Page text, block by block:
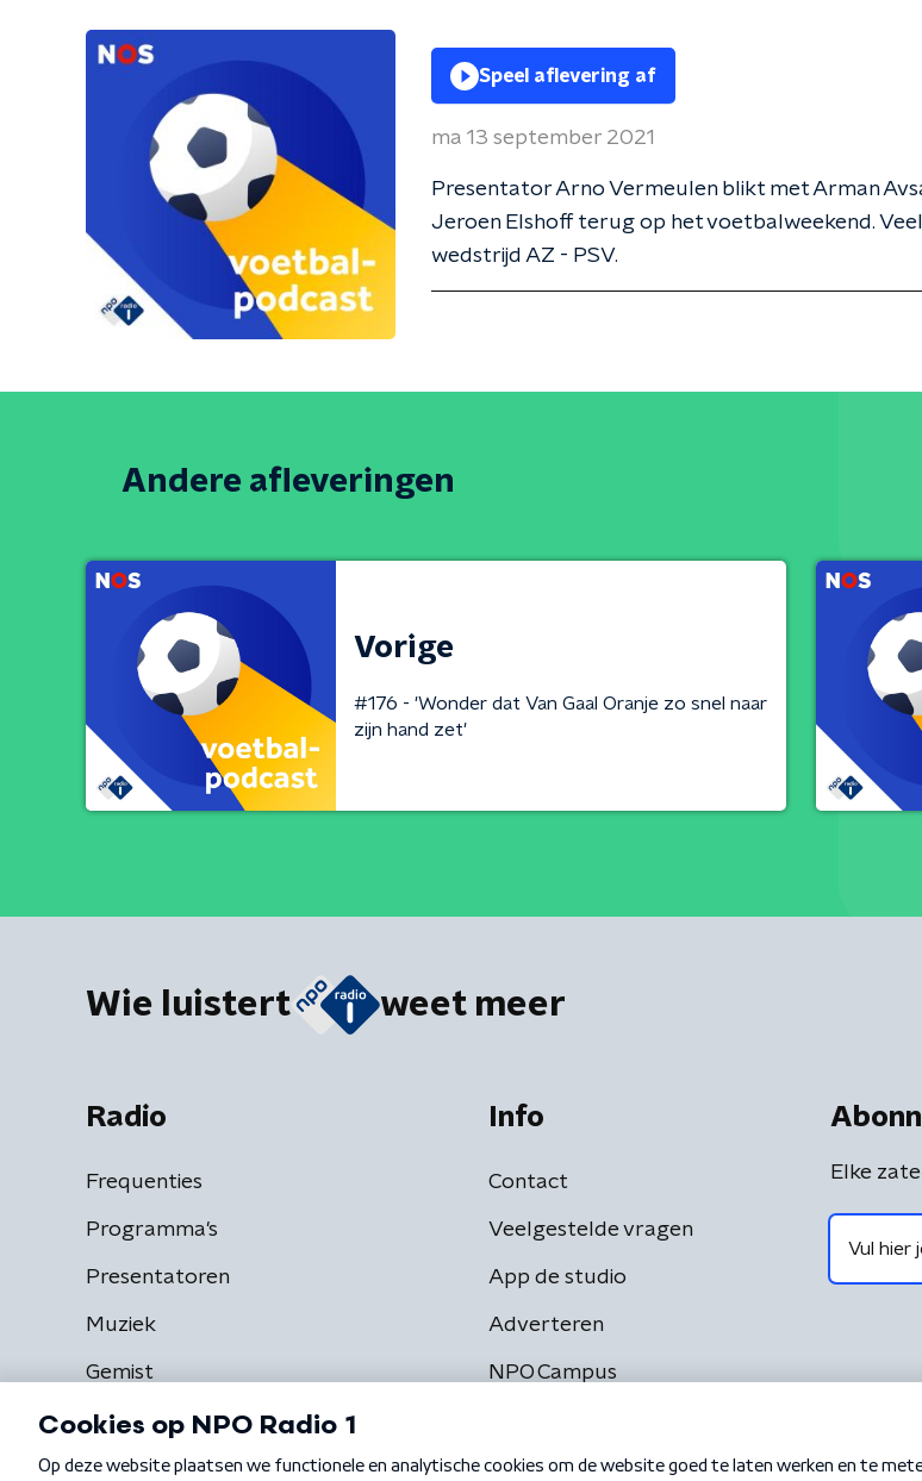
Speel aflevering af
ma 13 september 2021
Presentator Arno Vermeulen blikt met Arman
Jeroen Elshoff terug op het voetbalweekend.
wedstrijd AZ - PSV.
Andere afleveringen
Vorige
#176 - 'Wonder dat Van Gaal Oranje zo snel naar
zijn hand zet'
Wie luistert weet meer
Radio
Frequenties
Programma's
Presentatoren
Muziek
Gemist
Info
Contact
Veelgestelde vragen
App de studio
Adverteren
NPO Campus
Elke